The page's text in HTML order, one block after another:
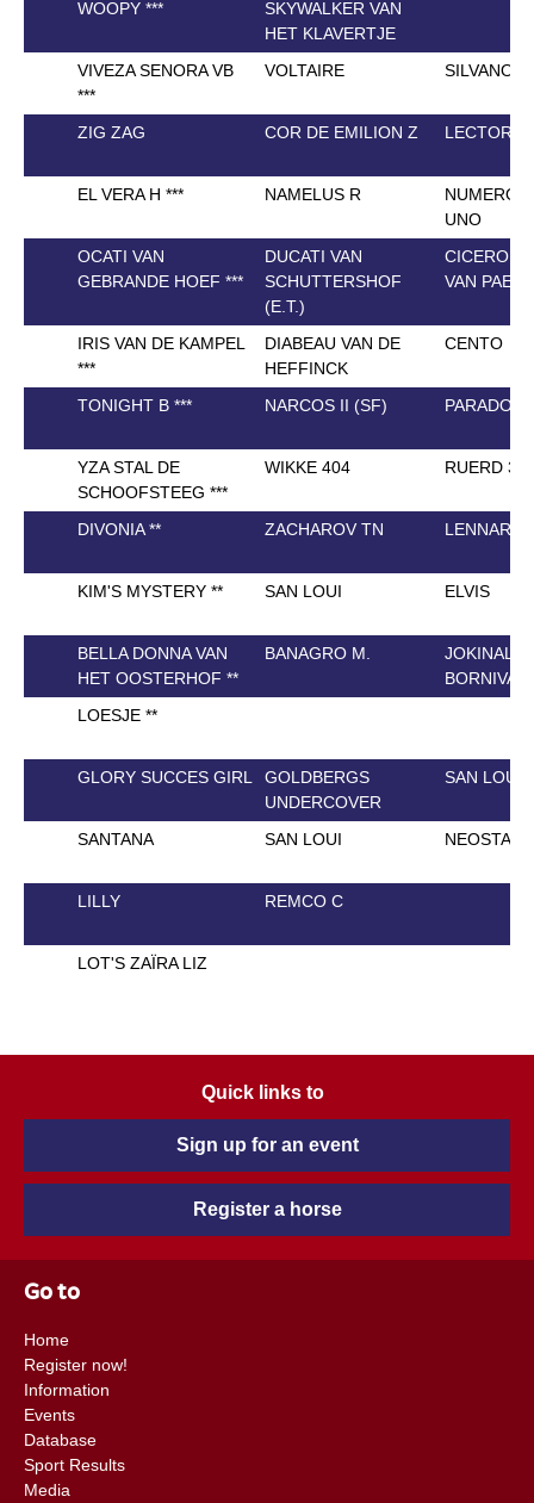
WOOPY ***
SKYWALKER VAN
HET KLAVERTJE
VIVEZA SENORA VB
***
VOLTAIRE SILVANO
ZIG ZAG COR DE EMILION Z LECTOR
EL VERA H *** NAMELUS R
NUMERO
UNO
OCATI VAN
GEBRANDE HOEF ***
DUCATI VAN
SCHUTTERSHOF
(E.T.)
CICERO Z
VAN
IRIS VAN DE KAMPEL
***
DIABEAU VAN DE
HEFFINCK
CENTO
TONIGHT B *** NARCOS II (SF) PARADOX I
YZA STAL DE
SCHOOFSTEEG ***
WIKKE 404 RUERD
DIVONIA ** ZACHAROV TN LENNARD
KIM'S MYSTERY ** SAN LOUI ELVIS
BELLA DONNA VAN
HET OOSTERHOF **
BANAGRO M.
JOKINAL
BORNIVAL
LOESJE **
GLORY SUCCES GIRL
GOLDBERGS
UNDERCOVER
SAN LOUI
SANTANA SAN LOUI NEOSTAN
LILLY REMCO C
LOT'S ZAÏRA LIZ
Quick links to
Sign up for an event
Register a horse
Go to
Home
Register now!
Information
Events
Database
Sport Results
Media